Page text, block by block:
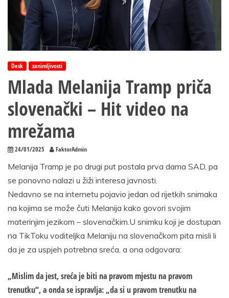
Desk zanimljivosti
Mlada Melanija Tramp priča
slovenački – Hit video na
mrežama
24/01/2025 FaktorAdmin
Melanija Tramp je po drugi put postala prva dama SAD, pa
se ponovno nalazi u žiži interesa javnosti.
Nedavno se na internetu pojavio jedan od rijetkih snimaka
na kojima se može čuti Melanija kako govori svojim
materinjim jezikom – slovenačkim.U snimku koji je dostupan
na TikToku voditeljka Melaniju na slovenačkom pita misli li
da je za uspjeh potrebna sreća, a ona odgovara:
„Mislim da jest, sreća je biti na pravom mjestu na pravom
trenutku“, a onda se ispravlja: „da si u pravom trenutku na